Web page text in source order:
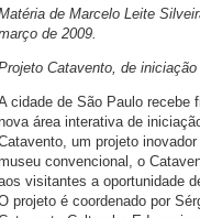
de Marcelo Leite
de 2009.
Catavento, de
cidade de São Paulo recebe
área interativa de
um projeto
convencional, o
visitantes a oportunidade
projeto é coordenado por